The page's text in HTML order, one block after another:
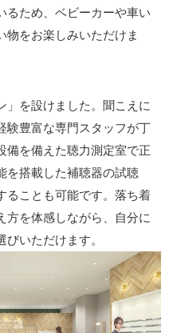
るため、ベビーカーや車い
物をお楽しみいただけま
」を設けました。聞こえに
験豊富な専門スタッフが丁
備を備えた聴力測定室で正
を搭載した補聴器の試聴
ることも可能です。落ち着
方を体感しながら、自分に
いただけます。